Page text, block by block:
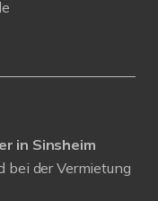
in Sinsheim
bei der Vermietung